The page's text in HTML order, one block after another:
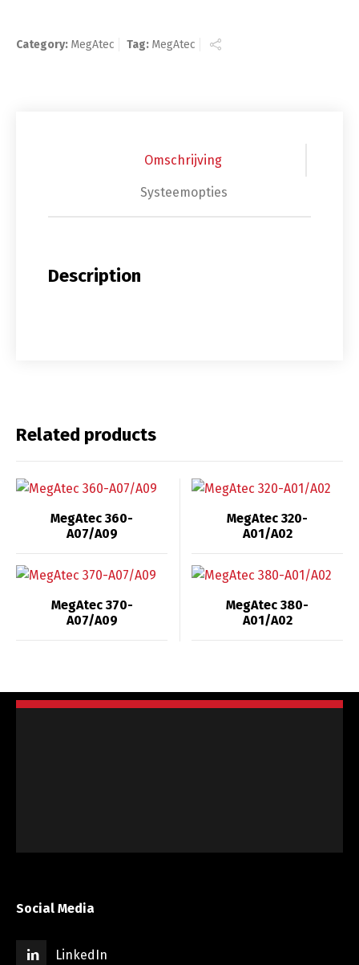
Category: MegAtec Tag: MegAtec
Omschrijving
Systeemopties
Description
Related products
MegAtec 360-
A07/A09
MegAtec 320-
A01/A02
MegAtec 370-
A07/A09
MegAtec 380-
A01/A02
Social Media
LinkedIn